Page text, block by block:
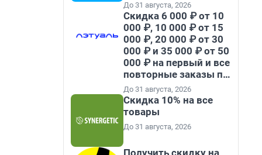
До 31 августа, 2026
Скидка 6 000 ₽ от 10
000 ₽, 10 000 ₽ от 15
000 ₽, 20 000 ₽ от 30
000 ₽ и 35 000 ₽ от 50
000 ₽ на первый и все
повторные заказы по
промокоду НАБЕРИ
До 31 августа, 2026
Скидка 10% на все
товары
До 31 августа, 2026
Получить скидку на